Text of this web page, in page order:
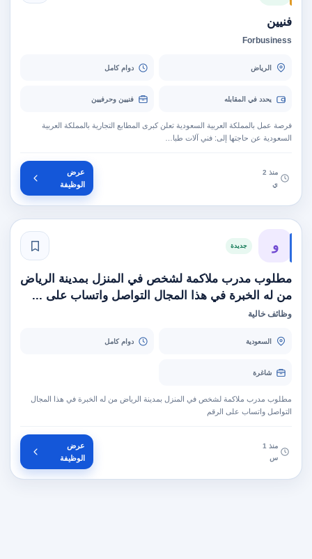
فنيين
Forbusiness
الرياض دوام كامل
يحدد في المقابله فنيين وحرفيين
فرصة عمل بالمملكة العربية السعودية تعلن كبرى المطابع التجارية بالمملكة العربية
السعودية عن حاجتها إلى: فني آلات طبا…
منذ 2
ي
عرض
الوظيفة
و جديدة
مطلوب مدرب ملاكمة لشخص في المنزل بمدينة الرياض
من له الخبرة في هذا المجال التواصل واتساب على ...
وظائف خالية
السعودية دوام كامل
شاغرة
مطلوب مدرب ملاكمة لشخص في المنزل بمدينة الرياض من له الخبرة في هذا المجال
التواصل واتساب على الرقم
منذ 1
س
عرض
الوظيفة